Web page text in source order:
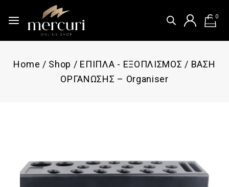
0
Home / Shop / ΕΠΙΠΛΑ - ΕΞΟΠΛΙΣΜΟΣ / ΒΑΣΗ
ΟΡΓΑΝΩΣΗΣ – Organiser